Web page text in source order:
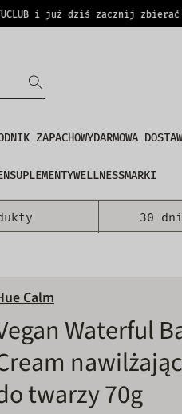
i już dziś zacznij zbierać na
ZAPACHOWYDARMOWA
SUPLEMENTYWELLNESSMARKI
30
Calm
Waterful
twarzy 70g